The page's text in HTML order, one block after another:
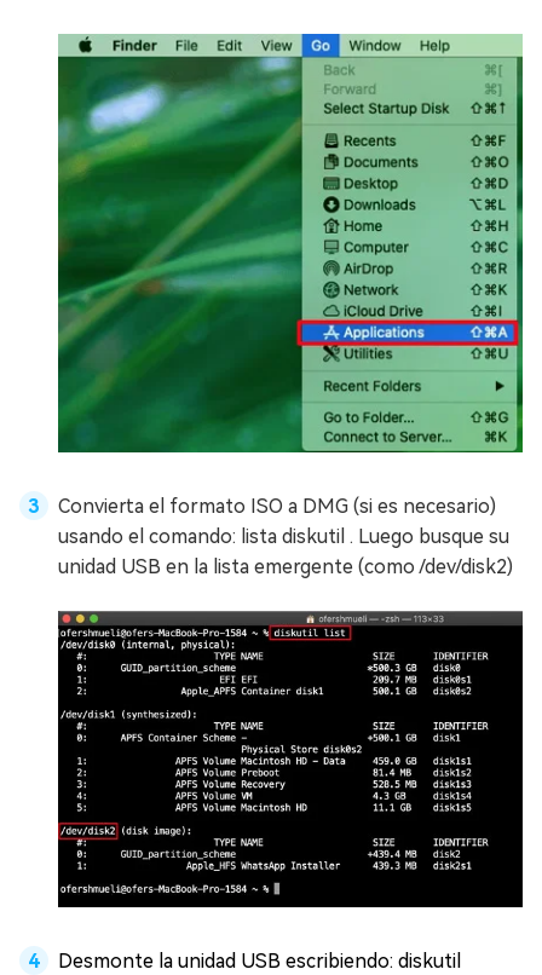
Convierta el formato ISO a DMG (si es necesario)
usando el comando: lista diskutil . Luego busque su
unidad USB en la lista emergente (como /dev/disk2)
Desmonte la unidad USB escribiendo: diskutil